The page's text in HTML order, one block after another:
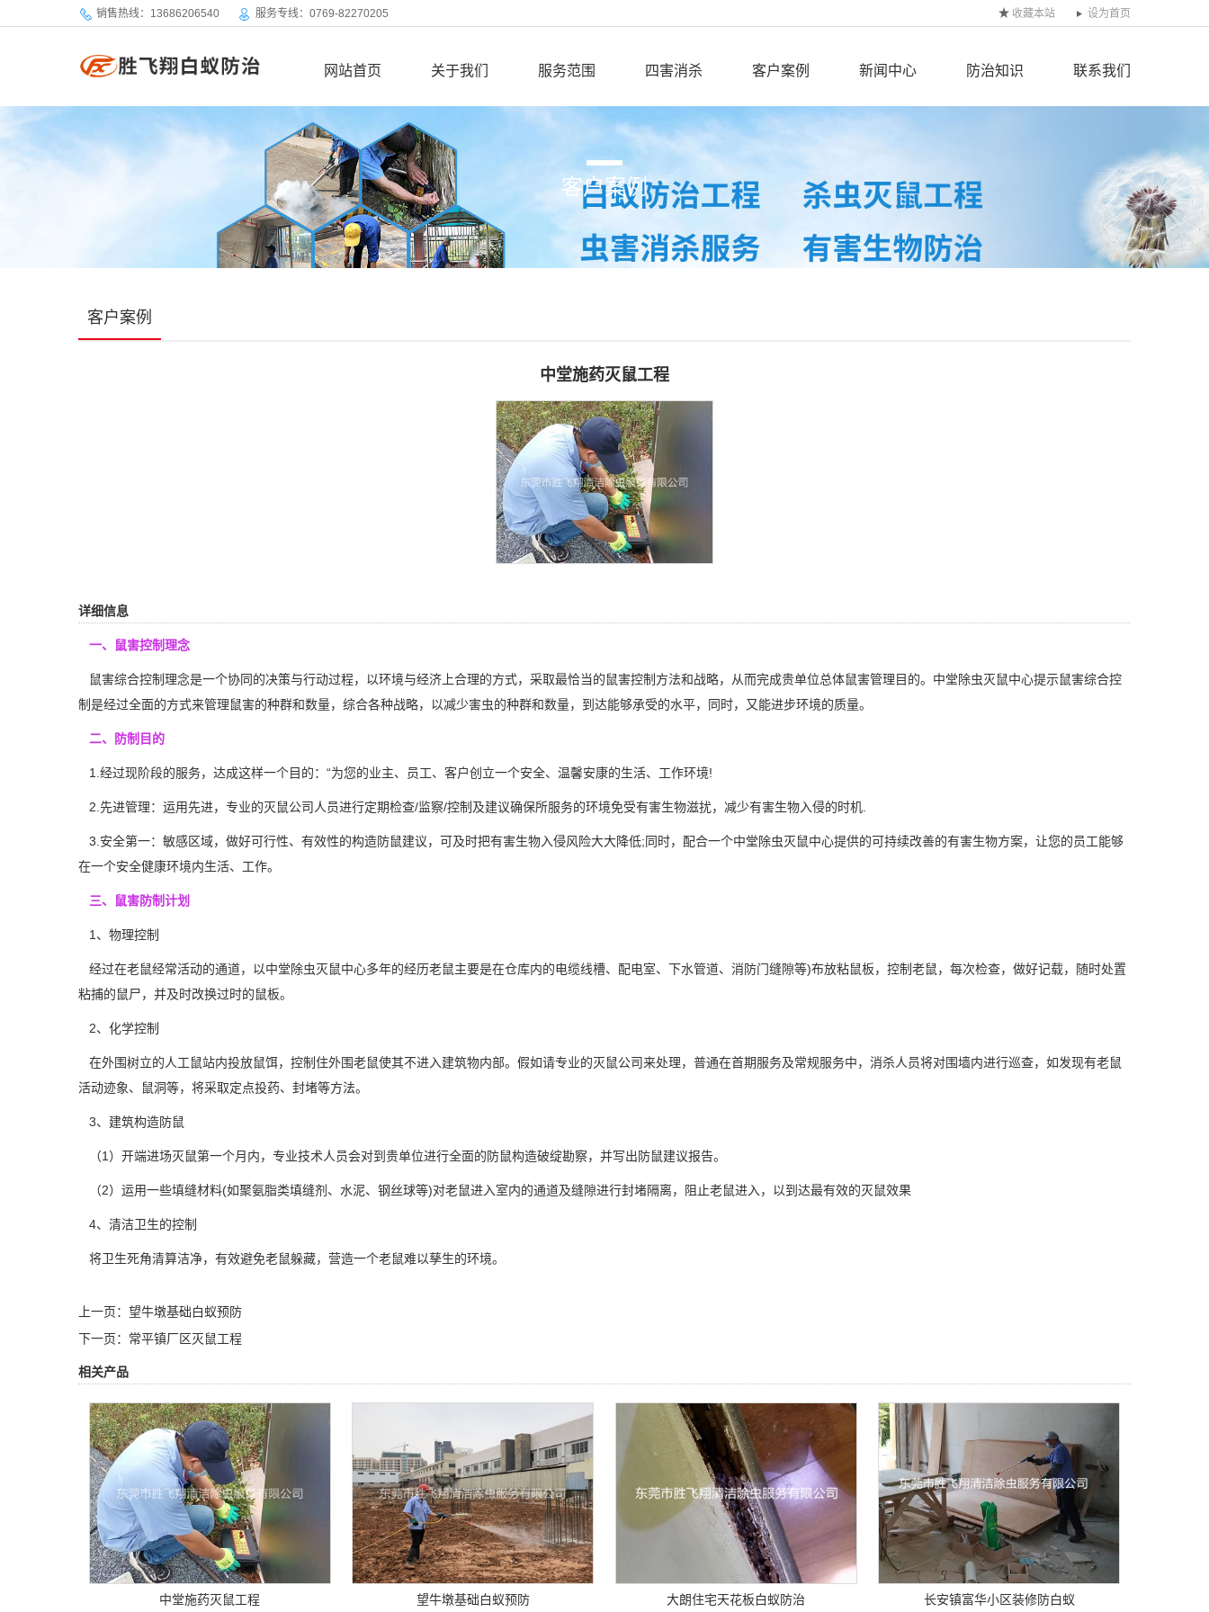
销售热线：13686206540 服务专线：0769-82270205 设为首页
收藏本站
网站首页 关于我们 服务范围 四害消杀 客户案例 新闻中心 防治知识 联系我们
客户案例
客户案例
中堂施药灭鼠工程
详细信息
一、鼠害控制理念
鼠害综合控制理念是一个协同的决策与行动过程，以环境与经济上合理的方式，采取最恰当的鼠害控制方法和战略，从而完成贵单位总体鼠害管理目的。 中堂除虫灭鼠中心提示鼠害综合控
制是经过全面的方式来管理鼠害的种群和数量，综合各种战略，以减少害虫的种群和数量，到达能够承受的水平，同时，又能进步环境的质量。
二、防制目的
1.经过现阶段的服务，达成这样一个目的：“为您的业主、员工、客户创立一个安全、温馨安康的生活、工作环境!
2.先进管理：运用先进，专业的灭鼠公司人员进行定期检查/监察/控制及建议确保所服务的环境免受有害生物滋扰，减少有害生物入侵的时机.
3.安全第一：敏感区域，做好可行性、有效性的构造防鼠建议，可及时把有害生物入侵风险大大降低;同时，配合一个中堂除虫灭鼠中心提供的可持续改善的有害生物方案，让您的员工能够
在一个安全健康环境内生活、工作。
三、鼠害防制计划
1、物理控制
经过在老鼠经常活动的通道，以中堂除虫灭鼠中心多年的经历老鼠主要是在仓库内的电缆线槽、配电室、下水管道、消防门缝隙等)布放粘鼠板，控制老鼠，每次检查，做好记载，随时处置
粘捕的鼠尸，并及时改换过时的鼠板。
2、化学控制
在外围树立的人工鼠站内投放鼠饵，控制住外围老鼠使其不进入建筑物内部。假如请专业的灭鼠公司来处理，普通在首期服务及常规服务中， 消杀人员将对围墙内进行巡查，如发现有老鼠
活动迹象、鼠洞等，将采取定点投药、封堵等方法。
3、建筑构造防鼠
（1）开端进场灭鼠第一个月内，专业技术人员会对到贵单位进行全面的防鼠构造破绽勘察，并写出防鼠建议报告。
（2）运用一些填缝材料(如聚氨脂类填缝剂、水泥、钢丝球等)对老鼠进入室内的通道及缝隙进行封堵隔离，阻止老鼠进入，以到达最有效的灭鼠效果
4、清洁卫生的控制
将卫生死角清算洁净，有效避免老鼠躲藏，营造一个老鼠难以孳生的环境。
上一页： 望牛墩基础白蚁预防
下一页： 常平镇厂区灭鼠工程
相关产品
中堂施药灭鼠工程 望牛墩基础白蚁预防 大朗住宅天花板白蚁防治 长安镇富华小区装修防白蚁